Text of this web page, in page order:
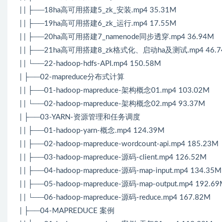
| | ├──18ha高可用搭建5_zk_安装.mp4 35.31M
| | ├──19ha高可用搭建6_zk_运行.mp4 17.55M
| | ├──20ha高可用搭建7_namenode同步透穿.mp4 36.94M
| | ├──21ha高可用搭建8_zk格式化、启动ha及测试.mp4
| | └──22-hadoop-hdfs-API.mp4 150.58M
| ├──02-mapreduce分布式计算
| | ├──01-hadoop-mapreduce-架构概念01.mp4 103.02M
| | └──02-hadoop-mapreduce-架构概念02.mp4 93.37M
| ├──03-YARN-资源管理和任务调度
| | ├──01-hadoop-yarn-概念.mp4 124.39M
| | ├──02-hadoop-mapreduce-wordcount-api.mp4 185.23M
| | ├──03-hadoop-mapreduce-源码-client.mp4 126.52M
| | ├──04-hadoop-mapreduce-源码-map-input.mp4 134.35M
| | ├──05-hadoop-mapreduce-源码-map-output.mp4
| | └──06-hadoop-mapreduce-源码-reduce.mp4 167.82M
| ├──04-MAPREDUCE 案例